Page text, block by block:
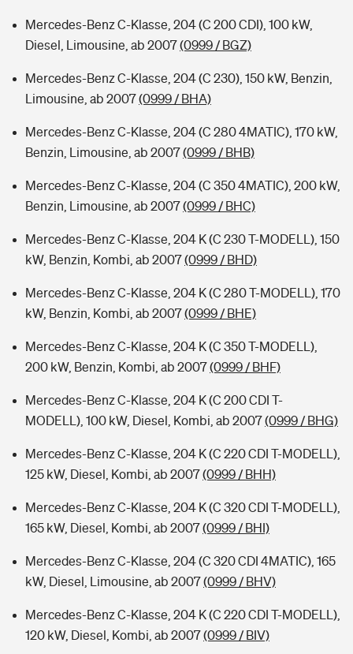
Mercedes-Benz C-Klasse, 204 (C 200 CDI), 100 kW,
Diesel, Limousine, ab 2007(0999 / BGZ)
Mercedes-Benz C-Klasse, 204 (C 230), 150 kW, Benzin,
Limousine, ab 2007(0999 / BHA)
Mercedes-Benz C-Klasse, 204 (C 280 4MATIC), 170 kW,
Benzin, Limousine, ab 2007(0999 / BHB)
Mercedes-Benz C-Klasse, 204 (C 350 4MATIC), 200 kW,
Benzin, Limousine, ab 2007(0999 / BHC)
Mercedes-Benz C-Klasse, 204 K (C 230 T-MODELL), 150
kW, Benzin, Kombi, ab 2007(0999 / BHD)
Mercedes-Benz C-Klasse, 204 K (C 280 T-MODELL), 170
kW, Benzin, Kombi, ab 2007(0999 / BHE)
Mercedes-Benz C-Klasse, 204 K (C 350 T-MODELL),
200 kW, Benzin, Kombi, ab 2007(0999 / BHF)
Mercedes-Benz C-Klasse, 204 K (C 200 CDI T-
MODELL), 100 kW, Diesel, Kombi, ab 2007(0999 / BHG)
Mercedes-Benz C-Klasse, 204 K (C 220 CDI T-MODELL),
125 kW, Diesel, Kombi, ab 2007(0999 / BHH)
Mercedes-Benz C-Klasse, 204 K (C 320 CDI T-MODELL),
165 kW, Diesel, Kombi, ab 2007(0999 / BHI)
Mercedes-Benz C-Klasse, 204 (C 320 CDI 4MATIC), 165
kW, Diesel, Limousine, ab 2007(0999 / BHV)
Mercedes-Benz C-Klasse, 204 K (C 220 CDI T-MODELL),
120 kW, Diesel, Kombi, ab 2007(0999 / BIV)